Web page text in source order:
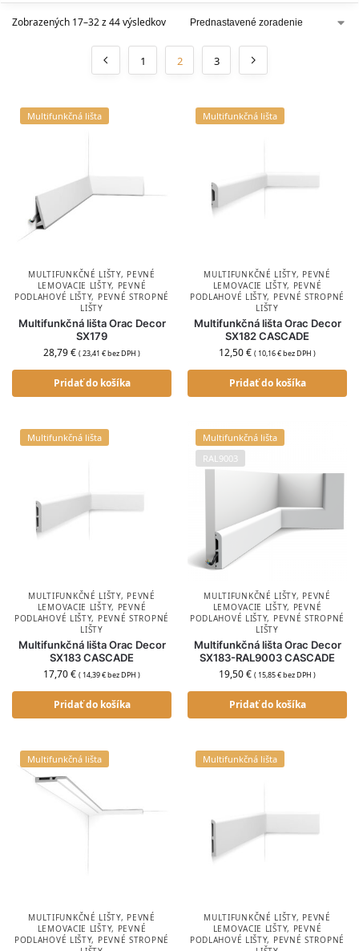
Zobrazených 17–32 z 44 výsledkov
1 2 3
Multifunkčná lišta
MULTIFUNKČNÉ LIŠTY, PEVNÉ
LEMOVACIE LIŠTY, PEVNÉ
PODLAHOVÉ LIŠTY, PEVNÉ STROPNÉ
LIŠTY
Multifunkčná lišta Orac Decor
SX179
28,79€ (23,41 €bez DPH )
Pridať do košíka
Multifunkčná lišta
MULTIFUNKČNÉ LIŠTY, PEVNÉ
LEMOVACIE LIŠTY, PEVNÉ
PODLAHOVÉ LIŠTY, PEVNÉ STROPNÉ
LIŠTY
Multifunkčná lišta Orac Decor
SX182 CASCADE
12,50€ ( 10,16€bez DPH )
Pridať do košíka
Multifunkčná lišta
MULTIFUNKČNÉ LIŠTY, PEVNÉ
LEMOVACIE LIŠTY, PEVNÉ
PODLAHOVÉ LIŠTY, PEVNÉ STROPNÉ
LIŠTY
Multifunkčná lišta Orac Decor
SX183 CASCADE
17,70€ ( 14,39€bez DPH )
Pridať do košíka
Multifunkčná lišta
RAL9003
MULTIFUNKČNÉ LIŠTY, PEVNÉ
LEMOVACIE LIŠTY, PEVNÉ
PODLAHOVÉ LIŠTY, PEVNÉ STROPNÉ
LIŠTY
Multifunkčná lišta Orac Decor
SX183-RAL9003 CASCADE
19,50€ ( 15,85€bez DPH )
Pridať do košíka
Multifunkčná lišta
MULTIFUNKČNÉ LIŠTY, PEVNÉ
LEMOVACIE LIŠTY, PEVNÉ
PODLAHOVÉ LIŠTY, PEVNÉ STROPNÉ
Multifunkčná lišta
MULTIFUNKČNÉ LIŠTY, PEVNÉ
LEMOVACIE LIŠTY, PEVNÉ
PODLAHOVÉ LIŠTY, PEVNÉ STROPNÉ